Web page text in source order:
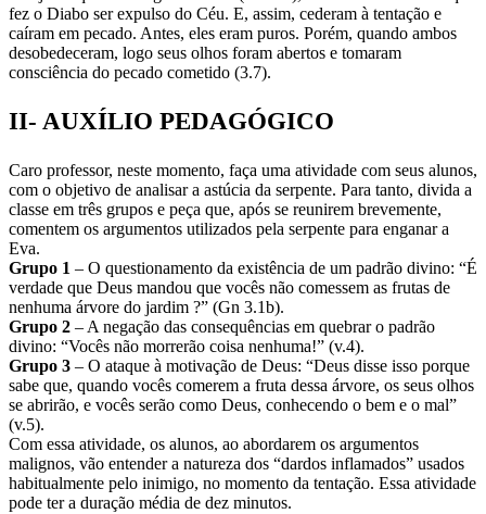
fez o Diabo ser expulso do Céu. E, assim, cederam à tentação e
caíram em pecado. Antes, eles eram puros. Porém, quando ambos
desobedeceram, logo seus olhos foram abertos e tomaram
consciência do pecado cometido (3.7).
II- AUXÍLIO PEDAGÓGICO
Caro professor, neste momento, faça uma atividade com seus alunos,
com o objetivo de analisar a astúcia da serpente. Para tanto, divida a
classe em três grupos e peça que, após se reunirem brevemente,
comentem os argumentos utilizados pela serpente para enganar a
Eva.
Grupo 1 – O questionamento da existência de um padrão divino: “É
verdade que Deus mandou que vocês não comessem as frutas de
nenhuma árvore do jardim ?” (Gn 3.1b).
Grupo 2 – A negação das consequências em quebrar o padrão
divino: “Vocês não morrerão coisa nenhuma!” (v.4).
Grupo 3 – O ataque à motivação de Deus: “Deus disse isso porque
sabe que, quando vocês comerem a fruta dessa árvore, os seus olhos
se abrirão, e vocês serão como Deus, conhecendo o bem e o mal”
(v.5).
Com essa atividade, os alunos, ao abordarem os argumentos
malignos, vão entender a natureza dos “dardos inflamados” usados
habitualmente pelo inimigo, no momento da tentação. Essa atividade
pode ter a duração média de dez minutos.